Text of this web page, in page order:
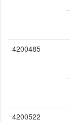
4200485
4200522